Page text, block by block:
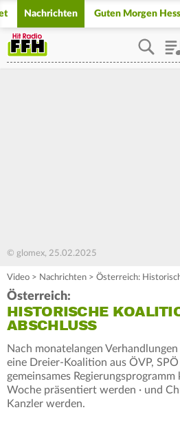
Nachrichten Guten Morgen
© glomex, 25.02.2025
Video > Nachrichten > Österreich:
Österreich:
HISTORISCHE
ABSCHLUSS
Nach monatelangen
eine Dreier-Koalition aus ÖVP,
gemeinsames
Woche präsentiert werden · und
Kanzler werden.